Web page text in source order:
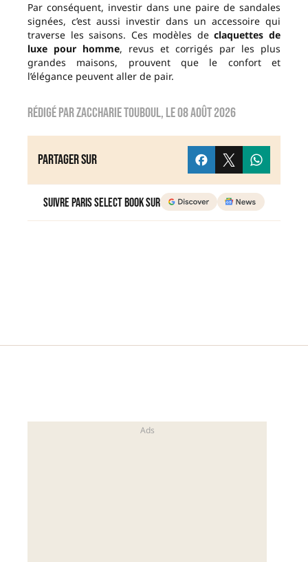
Par conséquent, investir dans une paire de sandales
signées, c’est aussi investir dans un accessoire qui
traverse les saisons. Ces modèles declaquettes de
luxe pour homme, revus et corrigés par les plus
grandes maisons, prouvent que le confort et
l’élégance peuvent aller de pair.
Rédigé parzaccharie touboul, le08 août 2026
Partager sur
Suivre Paris Select Book sur